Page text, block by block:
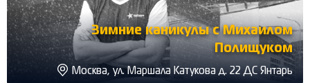
Зимние каникулы с Михаилом
Полищуком
Москва, ул. Маршала Катукова д. 22 ДС Янтарь